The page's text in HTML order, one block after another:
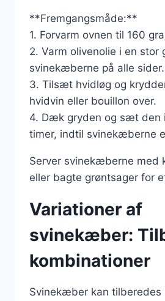
**Fremgangsmåde:**
1. Forvarm ovnen til 160
2. Varm olivenolie i en stor
svinekæberne på alle sider.
3. Tilsæt hvidløg og
hvidvin eller bouillon over.
4. Dæk gryden og sæt den
timer, indtil svinekæberne
Server svinekæberne med
eller bagte grøntsager for
Variationer af
svinekæber:
kombinationer
Svinekæber kan